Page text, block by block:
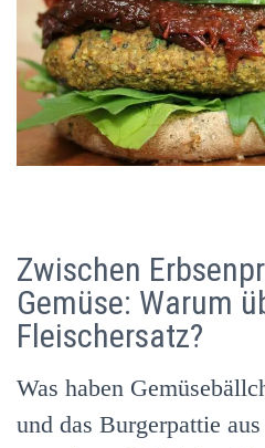
Zwischen
Gemüse: Warum
Fleischersatz?
Was haben
und das Burgerpattie aus